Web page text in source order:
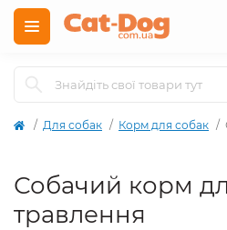
Для собак Корм для собак
Собачий корм
травлення